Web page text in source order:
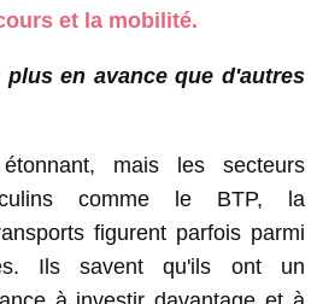
et la mobilité.
en avance que d'autres
mais les secteurs
comme le BTP, la
figurent parfois parmi
Ils savent qu'ils ont un